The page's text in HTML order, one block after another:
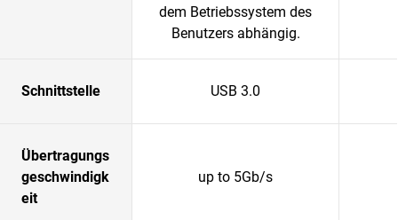
dem Betriebssystem des
Benutzers abhängig.
Schnittstelle USB 3.0
Übertragungs
geschwindigk
eit
up to 5Gb/s